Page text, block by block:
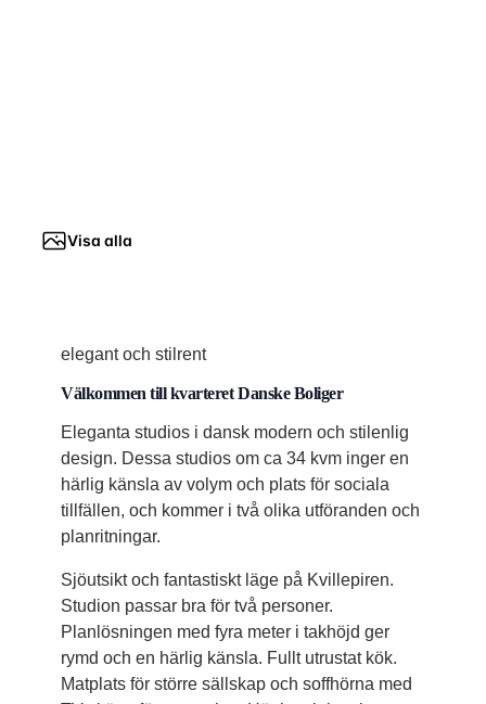
Visa alla
elegant och stilrent
Välkommen till kvarteret Danske Boliger
Eleganta studios i dansk modern och stilenlig
design. Dessa studios om ca 34 kvm inger en
härlig känsla av volym och plats för sociala
tillfällen, och kommer i två olika utföranden och
planritningar.
Sjöutsikt och fantastiskt läge på Kvillepiren.
Studion passar bra för två personer.
Planlösningen med fyra meter i takhöjd ger
rymd och en härlig känsla. Fullt utrustat kök.
Matplats för större sällskap och soffhörna med